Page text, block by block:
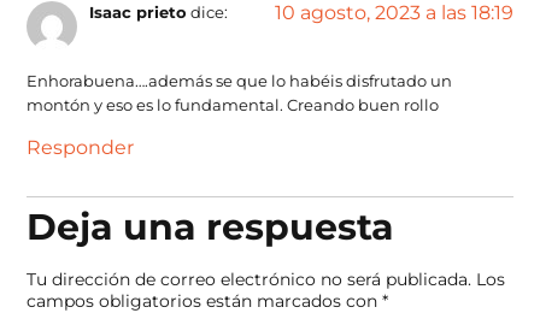
Isaac prieto dice: 10 agosto, 2023 a las 18:19
Enhorabuena….además se que lo habéis disfrutado un
montón y eso es lo fundamental. Creando buen rollo
Responder
Deja una respuesta
Tu dirección de correo electrónico no será publicada. Los
campos obligatorios están marcados con*